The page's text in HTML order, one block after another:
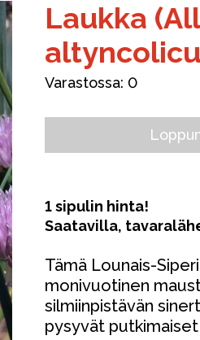
Laukka
Varastossa: 0
1 sipulin hinta!
Saatavilla,
Tämä Lounais-
monivuotinen
silmiinpistävän
pysyvät